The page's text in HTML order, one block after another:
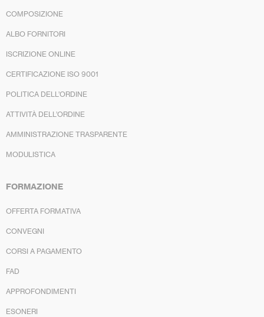
COMPOSIZIONE
ALBO FORNITORI
ISCRIZIONE ONLINE
CERTIFICAZIONE ISO 9001
POLITICA DELL’ORDINE
ATTIVITÀ DELL’ORDINE
AMMINISTRAZIONE TRASPARENTE
MODULISTICA
FORMAZIONE
OFFERTA FORMATIVA
CONVEGNI
CORSI A PAGAMENTO
FAD
APPROFONDIMENTI
ESONERI